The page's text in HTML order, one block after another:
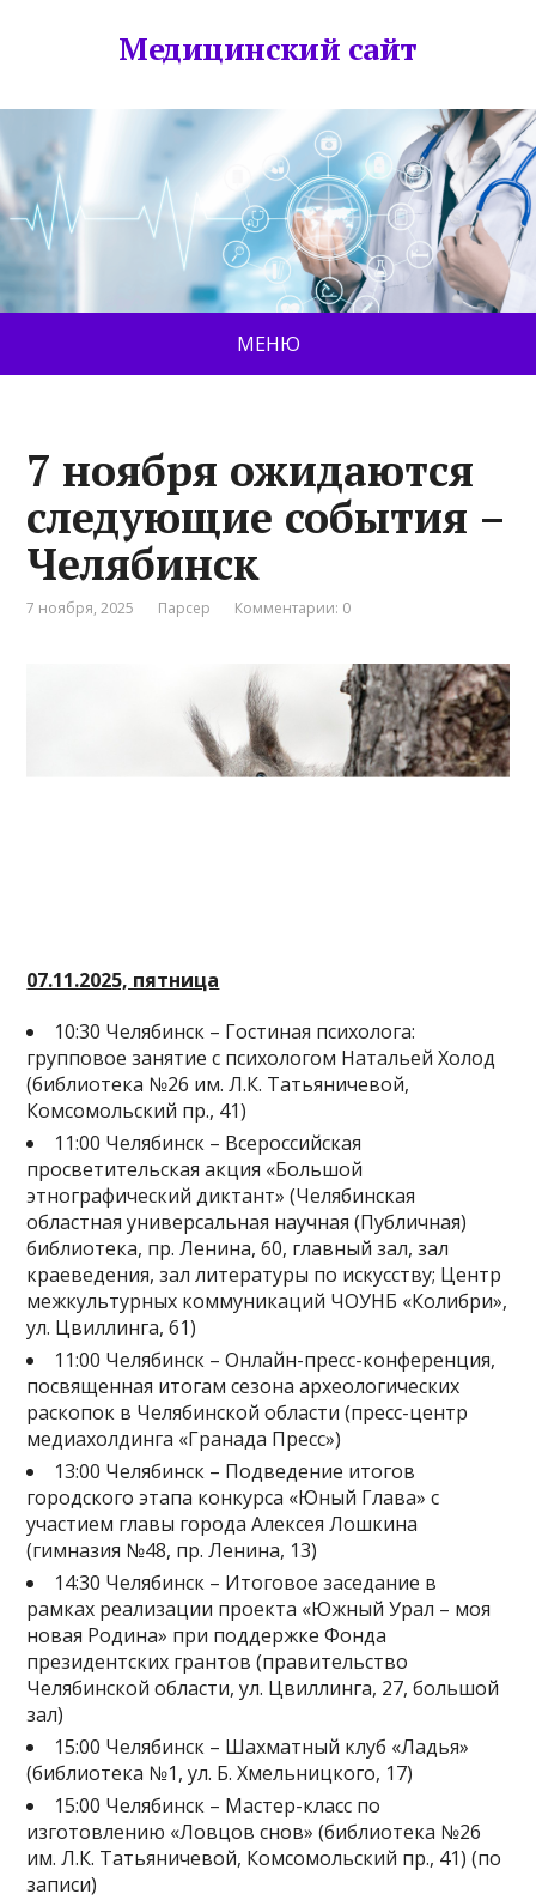
Медицинский сайт
МЕНЮ
7 ноября ожидаются
следующие события –
Челябинск
7 ноября, 2025 Парсер Комментарии: 0
07.11.2025, пятница
10:30 Челябинск – Гостиная психолога:
групповое занятие с психологом Натальей Холод
(библиотека №26 им. Л.К. Татьяничевой,
Комсомольский пр., 41)
11:00 Челябинск – Всероссийская
просветительская акция «Большой
этнографический диктант» (Челябинская
областная универсальная научная (Публичная)
библиотека, пр. Ленина, 60, главный зал, зал
краеведения, зал литературы по искусству; Центр
межкультурных коммуникаций ЧОУНБ «Колибри»,
ул. Цвиллинга, 61)
11:00 Челябинск – Онлайн-пресс-конференция,
посвященная итогам сезона археологических
раскопок в Челябинской области (пресс-центр
медиахолдинга «Гранада Пресс»)
13:00 Челябинск – Подведение итогов
городского этапа конкурса «Юный Глава» с
участием главы города Алексея Лошкина
(гимназия №48, пр. Ленина, 13)
14:30 Челябинск – Итоговое заседание в
рамках реализации проекта «Южный Урал – моя
новая Родина» при поддержке Фонда
президентских грантов (правительство
Челябинской области, ул. Цвиллинга, 27, большой
зал)
15:00 Челябинск – Шахматный клуб «Ладья»
(библиотека №1, ул. Б. Хмельницкого, 17)
15:00 Челябинск – Мастер-класс по
изготовлению «Ловцов снов» (библиотека №26
им. Л.К. Татьяничевой, Комсомольский пр., 41) (по
записи)